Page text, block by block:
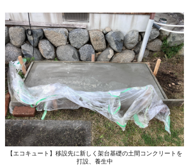
【エコキュート】移設先に新しく架台基礎の土間コンクリートを
打設、養生中